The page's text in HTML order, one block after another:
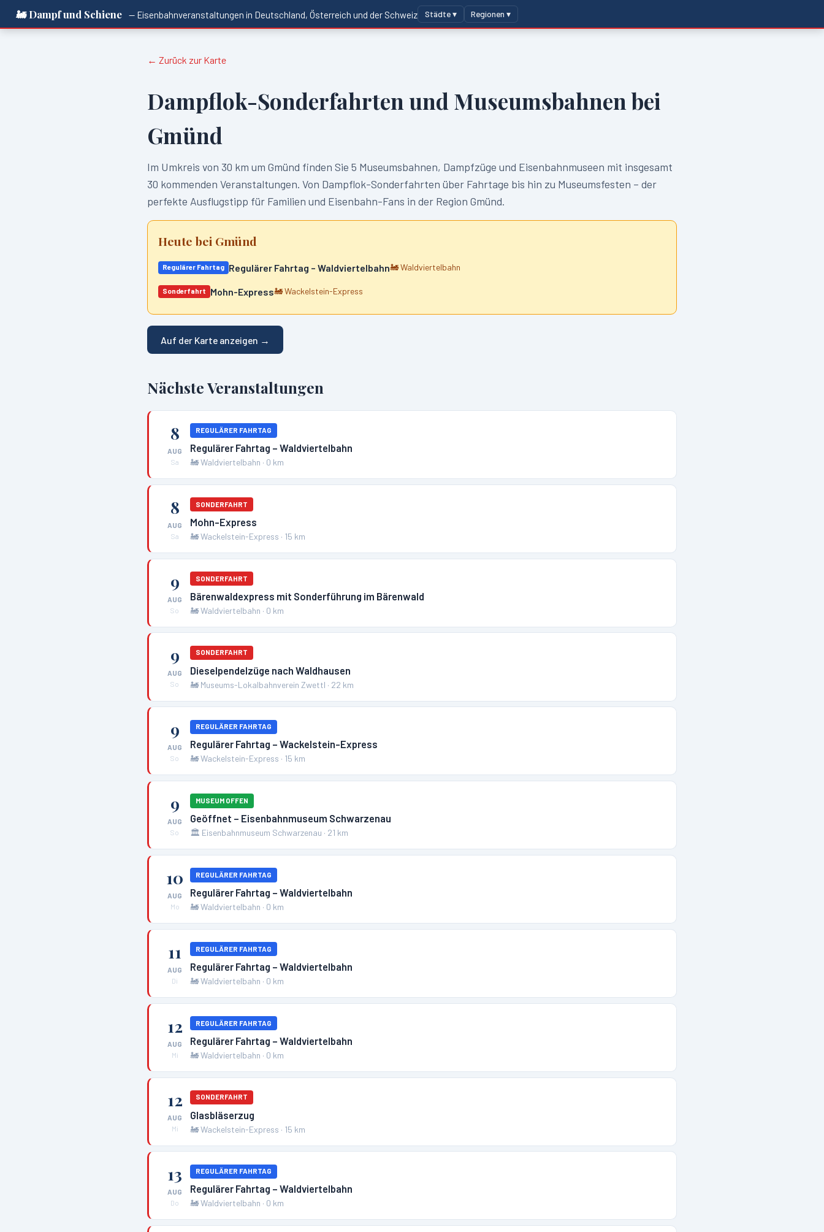
🚂 Dampf und Schiene — Eisenbahnveranstaltungen in Deutschland, Österreich und der Schweiz Städte ▾ Regionen ▾
← Zurück zur Karte
Dampflok-Sonderfahrten und Museumsbahnen bei
Gmünd
Im Umkreis von 30 km um Gmünd finden Sie 5 Museumsbahnen, Dampfzüge und Eisenbahnmuseen mit insgesamt
30 kommenden Veranstaltungen. Von Dampflok-Sonderfahrten über Fahrtage bis hin zu Museumsfesten – der
perfekte Ausflugstipp für Familien und Eisenbahn-Fans in der Region Gmünd.
Heute bei Gmünd
Regulärer Fahrtag Regulärer Fahrtag – Waldviertelbahn🚂Waldviertelbahn
Sonderfahrt Mohn-Express🚂Wackelstein-Express
Auf der Karte anzeigen →
Nächste Veranstaltungen
8
AUG
Sa
REGULÄRER FAHRTAG
Regulärer Fahrtag – Waldviertelbahn
🚂Waldviertelbahn · 0 km
8
AUG
Sa
SONDERFAHRT
Mohn-Express
🚂Wackelstein-Express · 15 km
9
AUG
So
SONDERFAHRT
Bärenwaldexpress mit Sonderführung im Bärenwald
🚂Waldviertelbahn · 0 km
9
AUG
So
SONDERFAHRT
Dieselpendelzüge nach Waldhausen
🚂 Museums-Lokalbahnverein Zwettl · 22 km
9
AUG
So
REGULÄRER FAHRTAG
Regulärer Fahrtag – Wackelstein-Express
🚂Wackelstein-Express · 15 km
9
AUG
So
MUSEUM OFFEN
Geöffnet – Eisenbahnmuseum Schwarzenau
🏛️ Eisenbahnmuseum Schwarzenau · 21 km
10
AUG
Mo
REGULÄRER FAHRTAG
Regulärer Fahrtag – Waldviertelbahn
🚂Waldviertelbahn · 0 km
11
AUG
Di
REGULÄRER FAHRTAG
Regulärer Fahrtag – Waldviertelbahn
🚂Waldviertelbahn · 0 km
12
AUG
Mi
REGULÄRER FAHRTAG
Regulärer Fahrtag – Waldviertelbahn
🚂Waldviertelbahn · 0 km
12
AUG
Mi
SONDERFAHRT
Glasbläserzug
🚂Wackelstein-Express · 15 km
13
AUG
Do
REGULÄRER FAHRTAG
Regulärer Fahrtag – Waldviertelbahn
🚂Waldviertelbahn · 0 km